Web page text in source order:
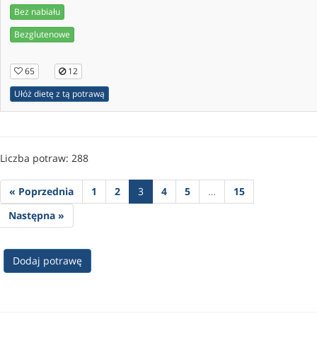
Bez nabiału
Bezglutenowe
65
12
Ułóż dietę z tą potrawą
Liczba potraw: 288
« Poprzednia 1 2 3 4 5 …
15
Następna »
Dodaj potrawę